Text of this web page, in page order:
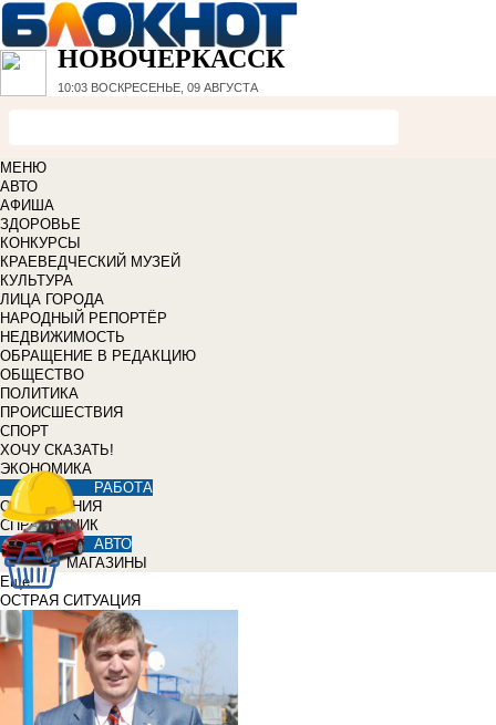
НОВОЧЕРКАССК
10:03 ВОСКРЕСЕНЬЕ, 09 АВГУСТА
МЕНЮ
АВТО
АФИША
ЗДОРОВЬЕ
КОНКУРСЫ
КРАЕВЕДЧЕСКИЙ МУЗЕЙ
КУЛЬТУРА
ЛИЦА ГОРОДА
НАРОДНЫЙ РЕПОРТЁР
НЕДВИЖИМОСТЬ
ОБРАЩЕНИЕ В РЕДАКЦИЮ
ОБЩЕСТВО
ПОЛИТИКА
ПРОИСШЕСТВИЯ
СПОРТ
ХОЧУ СКАЗАТЬ!
ЭКОНОМИКА
РАБОТА
ОБЪЯВЛЕНИЯ
СПРАВОЧНИК
АВТО
МАГАЗИНЫ
Еще
ОСТРАЯ СИТУАЦИЯ